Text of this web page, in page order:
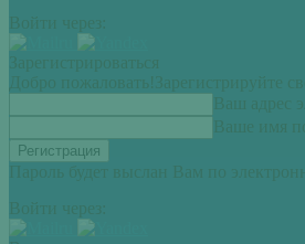
Войти через:
Зарегистрироваться
Добро пожаловать! Зарегистрируйте
Ваш адрес
Ваше имя
Пароль будет выслан Вам по
Войти через: